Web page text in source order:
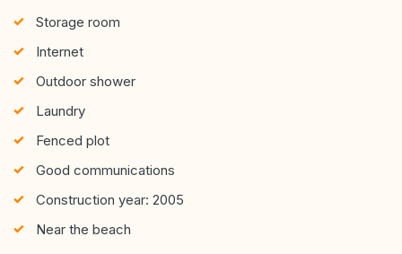
Storage room
Internet
Outdoor shower
Laundry
Fenced plot
Good communications
Construction year: 2005
Near the beach